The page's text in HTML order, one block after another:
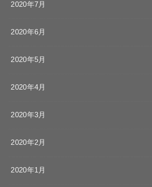
2020年7月
2020年6月
2020年5月
2020年4月
2020年3月
2020年2月
2020年1月